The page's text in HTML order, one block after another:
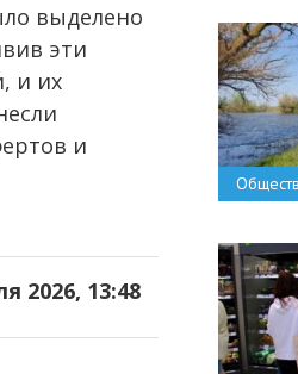
выделено
эти
и их
и
2026, 13:48